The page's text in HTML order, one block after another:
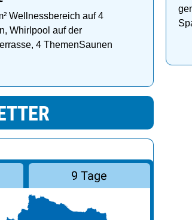
Wellnessbereich auf 4
Whirlpool auf der
4 ThemenSaunen
9 Tage